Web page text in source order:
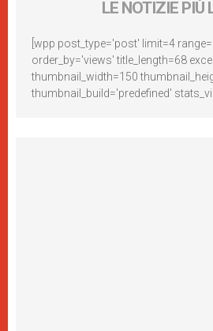
LE NOTIZIE PIÙ
[wpp post_type='post' limit=4
order_by='views' title_length=68
thumbnail_width=150
thumbnail_build='predefined'